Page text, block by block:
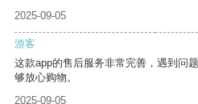
2025-09-05
游客
这款app的售后服务非常完善，遇到问
够放心购物。
2025-09-05